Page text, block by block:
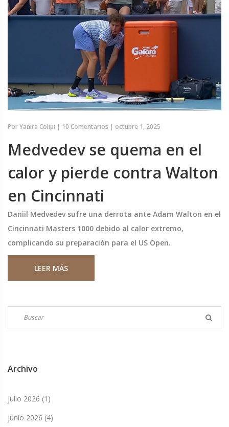
PorYanira Colipi | 10 Comentarios | octubre 1, 2025
Medvedev se quema en el
calor y pierde contra Walton
en Cincinnati
Daniil Medvedev sufre una derrota ante Adam Walton en el
Cincinnati Masters 1000 debido al calor extremo,
complicando su preparación para el US Open.
LEER MÁS
Archivo
julio 2026 (1)
junio 2026 (4)